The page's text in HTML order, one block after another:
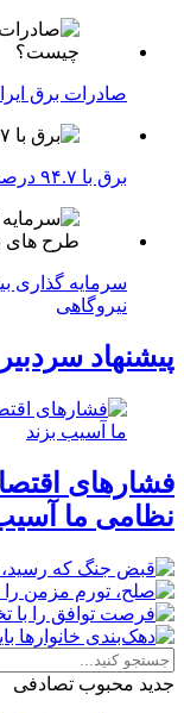
صادرات برق
برق با ۹۴.۷ درصد صدرنشین تورم تابستانی!
سرمایه گذاری
نیروگاهی
پیشنهاد سردبیر
فشارهای
نظامی ما
جدید محبوب تصادفی